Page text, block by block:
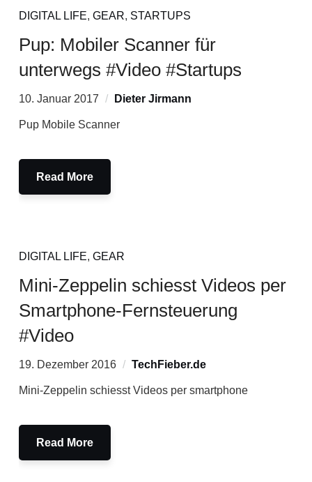
DIGITAL LIFE, GEAR, STARTUPS
Pup: Mobiler Scanner für
unterwegs #Video #Startups
10. Januar 2017 Dieter Jirmann
Pup Mobile Scanner
Read More
DIGITAL LIFE, GEAR
Mini-Zeppelin schiesst Videos per
Smartphone-Fernsteuerung
#Video
19. Dezember 2016 TechFieber.de
Mini-Zeppelin schiesst Videos per smartphone
Read More